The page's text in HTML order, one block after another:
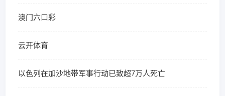
澳门六口彩
云开体育
以色列在加沙地带军事行动已致超7万人死亡